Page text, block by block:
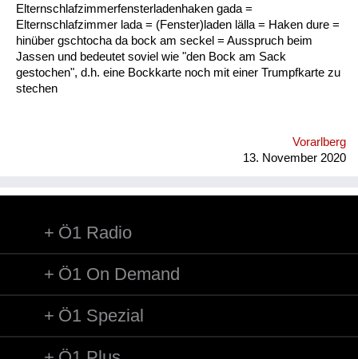
Elternschlafzimmerfensterladenhaken gada =
Elternschlafzimmer lada = (Fenster)laden lälla = Haken dure =
hinüber gschtocha da bock am seckel = Ausspruch beim
Jassen und bedeutet soviel wie "den Bock am Sack
gestochen", d.h. eine Bockkarte noch mit einer Trumpfkarte zu
stechen
Vorarlberg
13. November 2020
Ö1 Radio
Ö1 On Demand
Ö1 Spezial